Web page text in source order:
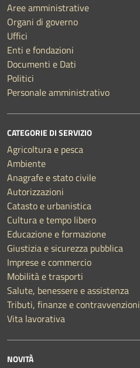
Aree amministrative
Organi di governo
Uffici
Enti e fondazioni
Documenti e Dati
Politici
Personale amministrativo
CATEGORIE DI SERVIZIO
Agricoltura e pesca
Ambiente
Anagrafe e stato civile
Autorizzazioni
Catasto e urbanistica
Cultura e tempo libero
Educazione e formazione
Giustizia e sicurezza pubblica
Imprese e commercio
Mobilità e trasporti
Salute, benessere e assistenza
Tributi, finanze e contravvenzioni
Vita lavorativa
NOVITÀ